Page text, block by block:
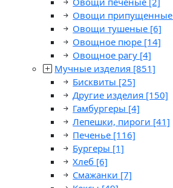
Овощи припущенные
Овощи тушеные [6]
Овощное пюре [14]
Овощное рагу [4]
Мучные изделия [851]
Бисквиты [25]
Другие изделия [150]
Гамбургеры [4]
Лепешки, пироги [41]
Печенье [116]
Бургеры [1]
Хлеб [6]
Смажанки [7]